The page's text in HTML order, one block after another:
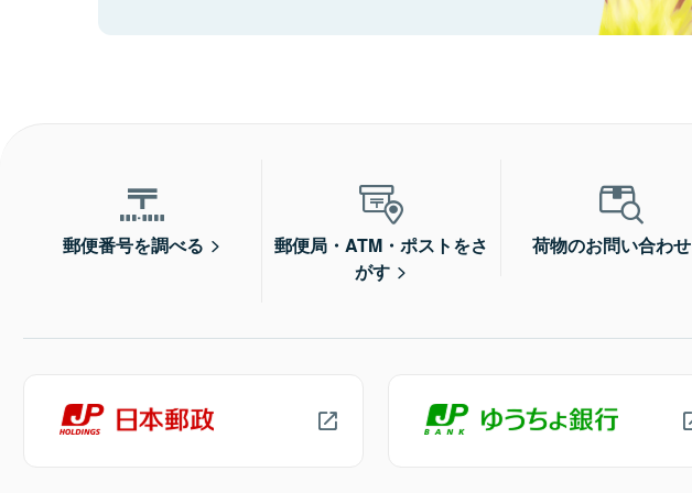
郵便番号を調べる
郵便局・ATM・ポストをさ
がす
荷物のお問い合わせ